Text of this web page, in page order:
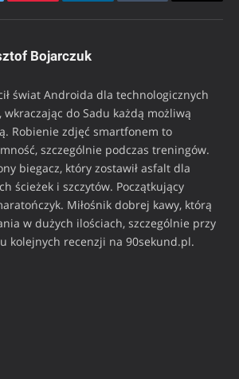
Bojarczuk
świat Androida dla technologicznych
wkraczając do Sadu każdą możliwą
Robienie zdjęć smartfonem to
szczególnie podczas treningów.
biegacz, który zostawił asfalt dla
ścieżek i szczytów. Początkujący
Miłośnik dobrej kawy, którą
w dużych ilościach, szczególnie przy
kolejnych recenzji na 90sekund.pl.